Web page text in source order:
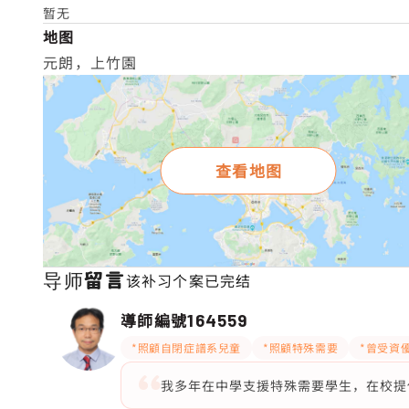
暂无
地图
元朗，上竹園
查看地图
导师留言该补习个案已完结
導師編號164559
*照顧自閉症譜系兒童 *照顧特殊需要 *曾受資
我多年在中學支援特殊需要學生，在校